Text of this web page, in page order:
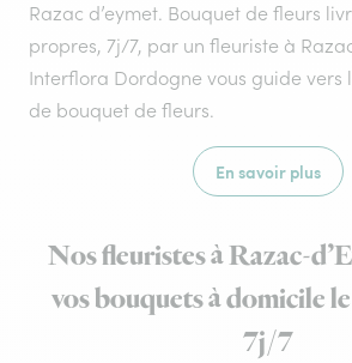
Razac d’eymet. Bouquet de fleurs
propres, 7j/7, par un fleuriste à
Interflora Dordogne vous guide vers
de bouquet de fleurs.
En savoir plus
Nos fleuristes à Razac-
vos bouquets à domicile
7j/7